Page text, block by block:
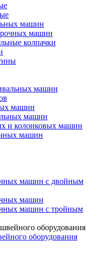
машин
машин
колпачки
машин
машин
машин
и колонковых машин
машин
машин с двойным
машин
машин с тройным
оборудования